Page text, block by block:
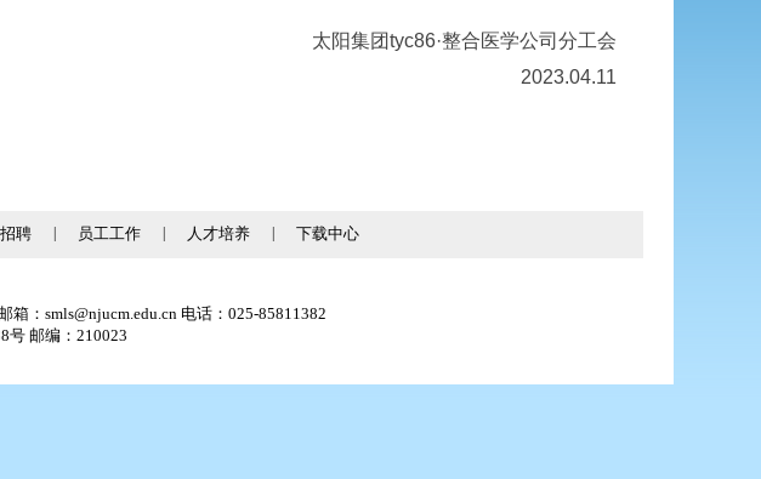
太阳集团tyc86·整合医学公司分工会
2023.04.11
聘 员工工作 人才培养 下载中心
：smls@njucm.edu.cn 电话：025-85811382
号 邮编：210023